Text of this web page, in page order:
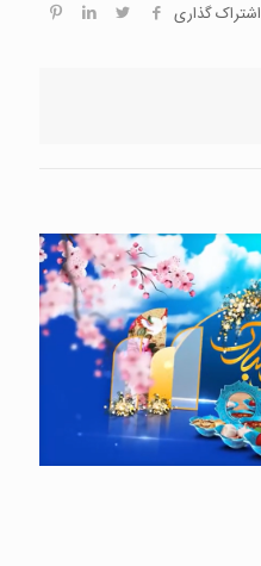
اشتراک گذاری